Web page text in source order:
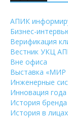
АПИК
Бизнес-
Верификация
Вестник УКЦ
Вне офиса
Выставка
Инженерные
Инновация года
История бренда
История в лицах